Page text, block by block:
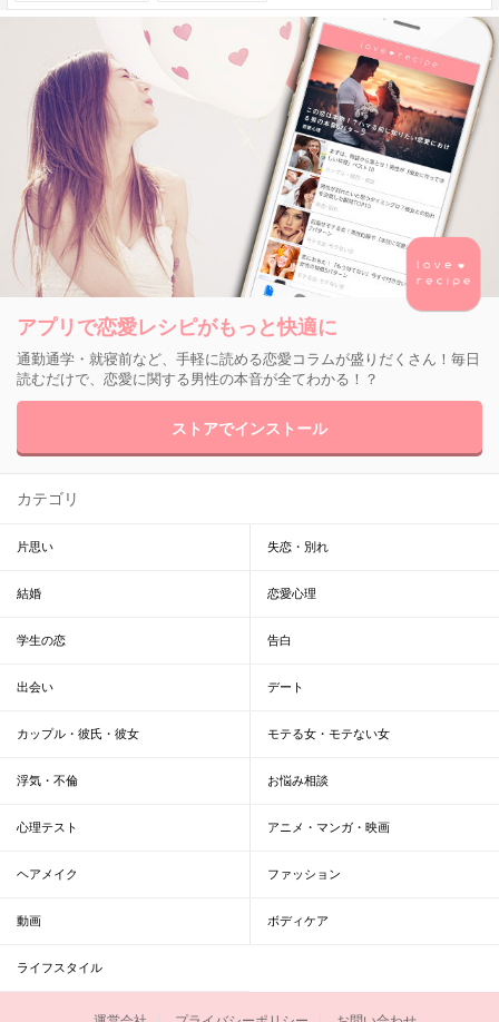
アプリで恋愛レシピがもっと快適に
通勤通学・就寝前など、手軽に読める恋愛コラムが盛りだくさん！毎日
読むだけで、恋愛に関する男性の本音が全てわかる！？
ストアでインストール
カテゴリ
片思い 失恋・別れ
結婚 恋愛心理
学生の恋 告白
出会い デート
カップル・彼氏・彼女 モテる女・モテない女
浮気・不倫 お悩み相談
心理テスト アニメ・マンガ・映画
ヘアメイク ファッション
動画 ボディケア
ライフスタイル